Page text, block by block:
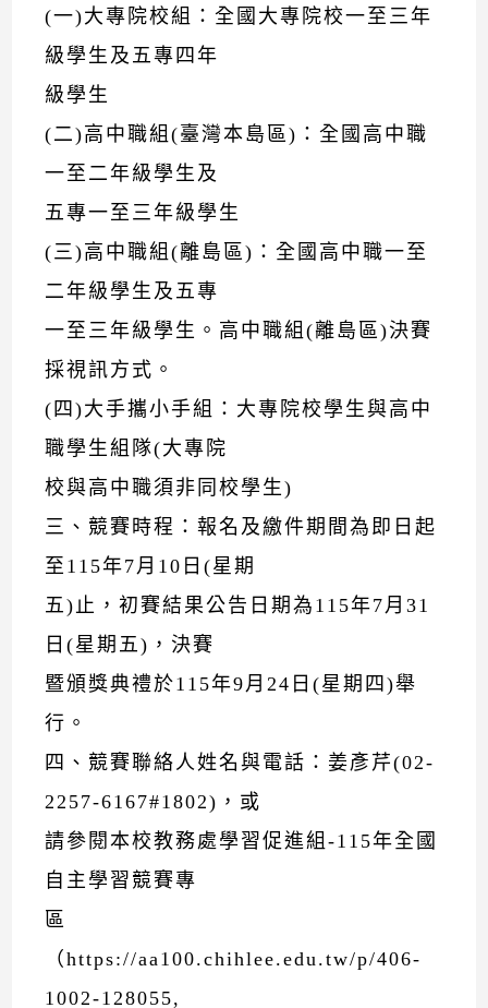
(一)大專院校組：全國大專院校一至三年
級學生及五專四年
級學生
(二)高中職組(臺灣本島區)：全國高中職
一至二年級學生及
五專一至三年級學生
(三)高中職組(離島區)：全國高中職一至
二年級學生及五專
一至三年級學生。高中職組(離島區)決賽
採視訊方式。
(四)大手攜小手組：大專院校學生與高中
職學生組隊(大專院
校與高中職須非同校學生)
三、競賽時程：報名及繳件期間為即日起
至115年7月10日(星期
五)止，初賽結果公告日期為115年7月31
日(星期五)，決賽
暨頒獎典禮於115年9月24日(星期四)舉
行。
四、競賽聯絡人姓名與電話：姜彥芹(02-
2257-6167#1802)，或
請參閱本校教務處學習促進組-115年全國
自主學習競賽專
區
（https://aa100.chihlee.edu.tw/p/406-
1002-128055,